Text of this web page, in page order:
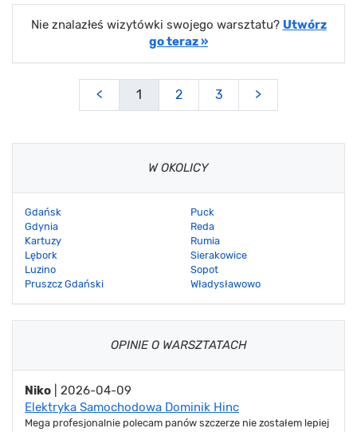
Nie znalazłeś wizytówki swojego warsztatu? Utwórz
go teraz »
< 1 2 3 >
W OKOLICY
Gdańsk
Gdynia
Kartuzy
Lębork
Luzino
Pruszcz Gdański
Puck
Reda
Rumia
Sierakowice
Sopot
Władysławowo
OPINIE O WARSZTATACH
Niko | 2026-04-09
Elektryka Samochodowa Dominik Hinc
Mega profesjonalnie polecam panów szczerze nie zostałem lepiej